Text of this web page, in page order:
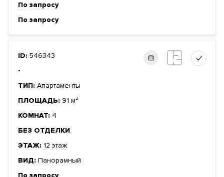
По запросу
По запросу
ID: 546343
-
ТИП: Апартаменты
ПЛОЩАДЬ: 91 м²
КОМНАТ: 4
БЕЗ ОТДЕЛКИ
ЭТАЖ: 12 этаж
ВИД: Панорамный